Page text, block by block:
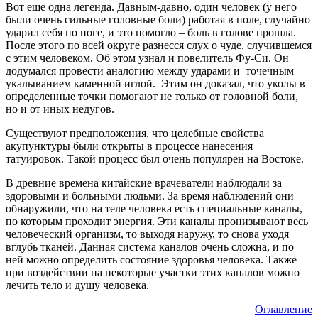
Вот еще одна легенда. Давным-давно, один человек (у него
были очень сильные головные боли) работая в поле, случайно
ударил себя по ноге, и это помогло – боль в голове прошла.
После этого по всей округе разнесся слух о чуде, случившемся
с этим человеком. Об этом узнал и повелитель Фу-Си. Он
додумался провести аналогию между ударами и точечным
укалыванием каменной иглой. Этим он доказал, что уколы в
определенные точки помогают не только от головной боли,
но и от иных недугов.
Существуют предположения, что целебные свойства
акупунктуры были открыты в процессе нанесения
татуировок. Такой процесс был очень популярен на Востоке.
В древние времена китайские врачеватели наблюдали за
здоровыми и больными людьми. За время наблюдений они
обнаружили, что на теле человека есть специальные каналы,
по которым проходит энергия. Эти каналы пронизывают весь
человеческий организм, то выходя наружу, то снова уходя
вглубь тканей. Данная система каналов очень сложна, и по
ней можно определить состояние здоровья человека. Также
при воздействии на некоторые участки этих каналов можно
лечить тело и душу человека.
Оглавление